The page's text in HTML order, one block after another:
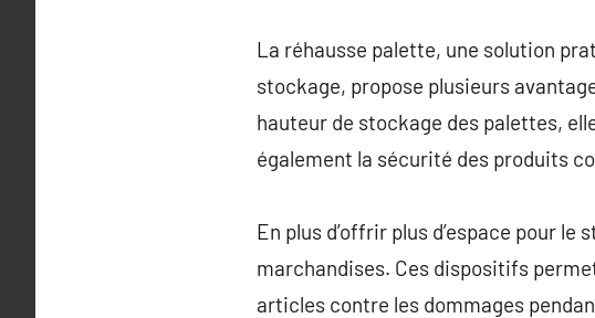
La réhausse palette, une solution
stockage, propose plusieurs
hauteur de stockage des palettes,
également la sécurité des produits
En plus d’offrir plus d’espace pour
marchandises. Ces dispositifs
articles contre les dommages